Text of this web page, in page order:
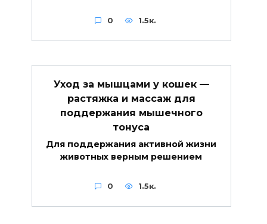
0 1.5к.
Уход за мышцами у кошек —
растяжка и массаж для
поддержания мышечного
тонуса
Для поддержания активной жизни
животных верным решением
0 1.5к.